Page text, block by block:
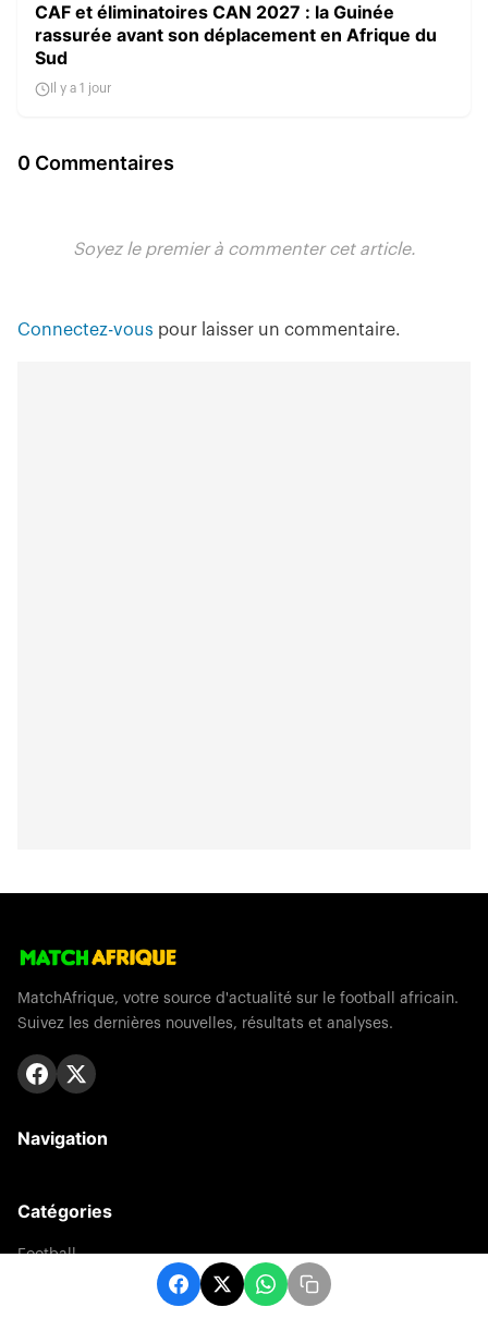
CAF et éliminatoires CAN 2027 : la Guinée
rassurée avant son déplacement en Afrique du
Sud
Il y a 1 jour
0 Commentaires
Soyez le premier à commenter cet article.
Connectez-vous pour laisser un commentaire.
MatchAfrique, votre source d'actualité sur le football africain.
Suivez les dernières nouvelles, résultats et analyses.
Navigation
Catégories
Football